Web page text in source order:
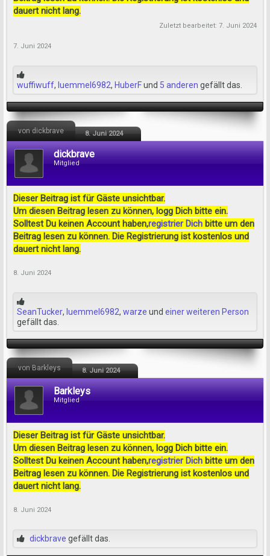
dauert nicht lang.
Zuletzt bearbeitet: 7. Juni 2024
7. Juni 2024
wuffiwuff, luemmel6982, HuberFund 5 anderen gefällt das.
von dickbrave 8. Juni 2024
dickbrave
Mitglied
Dieser Beitrag ist für Gäste unsichtbar.
Um diesen Beitrag lesen zu können, logg Dich bitte ein.
Solltest Du keinen Account haben,registrier Dich bitte um den
Beitrag lesen zu können. Die Registrierung ist kostenlos und
dauert nicht lang.
8. Juni 2024
SeanTucker, luemmel6982, warze und einer weiteren Person
gefällt das.
von Barkleys 8. Juni 2024
Barkleys
Mitglied
Dieser Beitrag ist für Gäste unsichtbar.
Um diesen Beitrag lesen zu können, logg Dich bitte ein.
Solltest Du keinen Account haben,registrier Dich bitte um den
Beitrag lesen zu können. Die Registrierung ist kostenlos und
dauert nicht lang.
8. Juni 2024
dickbrave gefällt das.